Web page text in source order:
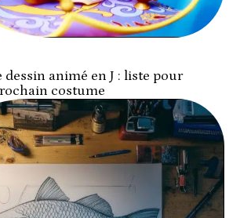
dessin animé en J : liste pour
costume